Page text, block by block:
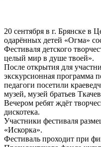
20 сентября в г. Брянске в
одарённых детей «Огма»
Фестиваля детского
целый мир в душе твоей».
После открытия для
экскурсионная программа
педагоги посетили
музей, музей братьев
Вечером ребят ждёт
дискотека.
Участники фестиваля
«Искорка».
Фестиваль проходит при